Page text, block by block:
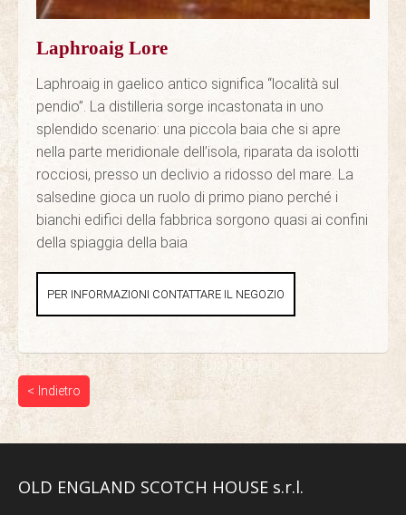
Laphroaig Lore
Laphroaig in gaelico antico significa “località sul
pendio”. La distilleria sorge incastonata in uno
splendido scenario: una piccola baia che si apre
nella parte meridionale dell’isola, riparata da isolotti
rocciosi, presso un declivio a ridosso del mare. La
salsedine gioca un ruolo di primo piano perché i
bianchi edifici della fabbrica sorgono quasi ai confini
della spiaggia della baia
PER INFORMAZIONI CONTATTARE IL NEGOZIO
< Indietro
OLD ENGLAND SCOTCH HOUSE s.r.l.